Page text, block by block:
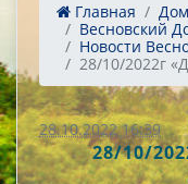
Главная
Весновский
Новости
28/10/2022г
28.10.2022 16:39
28/10/